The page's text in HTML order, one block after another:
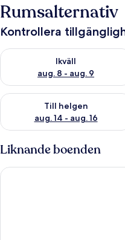
Rumsalternativ
Kontrollera
Ikväll
aug. 8 - aug. 9
Kontrollera tillgängligheten
Till helgen
aug. 14 - aug. 16
Kontrollera tillgängligheten
Liknande boenden
Adventurer's Village Milton